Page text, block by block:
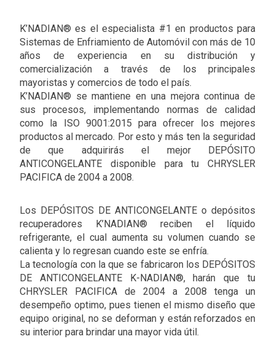
K’NADIAN® es el especialista #1 en productos para
Sistemas de Enfriamiento de Automóvil con más de 10
años de experiencia en su distribución y
comercialización a través de los principales
mayoristas y comercios de todo el país.
K’NADIAN® se mantiene en una mejora continua de
sus procesos, implementando normas de calidad
como la ISO 9001:2015 para ofrecer los mejores
productos al mercado. Por esto y más ten la seguridad
de que adquirirás el mejor DEPÓSITO
ANTICONGELANTE disponible para tu CHRYSLER
PACIFICA de 2004 a 2008.
Los DEPÓSITOS DE ANTICONGELANTE o depósitos
recuperadores K’NADIAN® reciben el líquido
refrigerante, el cual aumenta su volumen cuando se
calienta y lo regresan cuando este se enfría.
La tecnología con la que se fabricaron los DEPÓSITOS
DE ANTICONGELANTE K-NADIAN®, harán que tu
CHRYSLER PACIFICA de 2004 a 2008 tenga un
desempeño optimo, pues tienen el mismo diseño que
equipo original, no se deforman y están reforzados en
su interior para brindar una mayor vida útil.